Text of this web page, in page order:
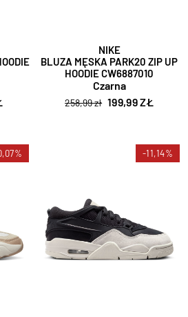
NIKE
BLUZA MĘSKA PARK20 ZIP UP
HOODIE CW6887010
Czarna
258,99 zł 199,99 ZŁ
-11,14%